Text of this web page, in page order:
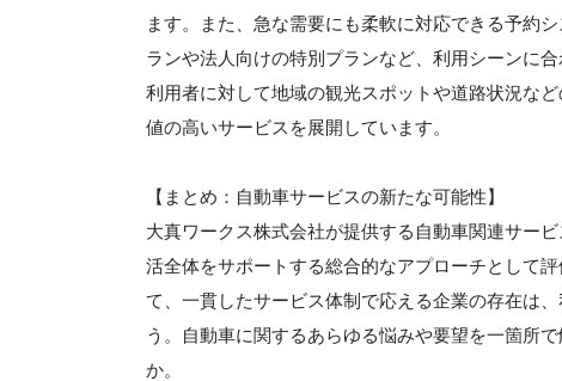
ます。また、急な需要にも柔軟に対応できる予約
ランや法人向けの特別プランなど、利用シーンに
利用者に対して地域の観光スポットや道路状況な
値の高いサービスを展開しています。
【まとめ：自動車サービスの新たな可能性】
大真ワークス株式会社が提供する自動車関連サー
活全体をサポートする総合的なアプローチとして
て、一貫したサービス体制で応える企業の存在は
う。自動車に関するあらゆる悩みや要望を一箇所
か。